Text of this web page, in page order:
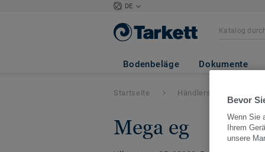
DE
Bodenbeläge Dokumente
Startseite Händlersuche
mega eg
Bevor
Wenn Sie
Ihrem
unsere